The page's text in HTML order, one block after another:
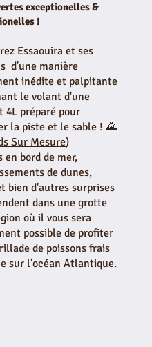
exceptionelles &
!
Essaouira et ses
d'une manière
inédite et palpitante
le volant d'une
4L préparé pour
la piste et le sable ! 🌄
Sur Mesure)
en bord de mer,
de dunes,
bien d'autres surprises
dans une grotte
où il vous sera
possible de profiter
de poissons frais
sur l'océan Atlantique.